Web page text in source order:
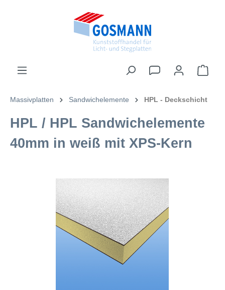
Massivplatten Sandwichelemente HPL - Deckschicht
HPL / HPL Sandwichelemente
40mm in weiß mit XPS-Kern